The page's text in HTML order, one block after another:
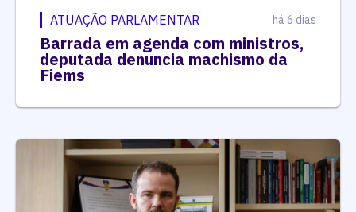
ATUAÇÃO PARLAMENTAR há 6 dias
Barrada em agenda com ministros,
deputada denuncia machismo da
Fiems